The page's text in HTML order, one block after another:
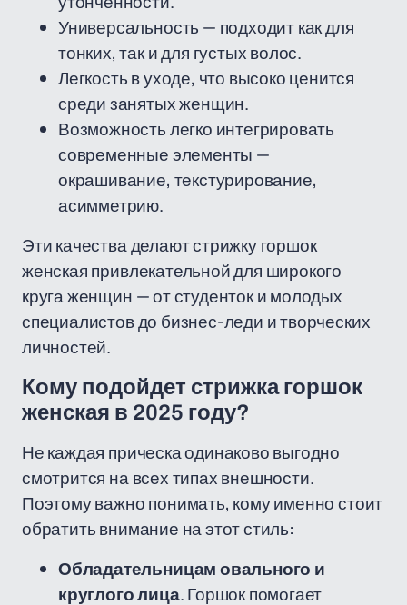
Универсальность — подходит как для
тонких, так и для густых волос.
Легкость в уходе, что высоко ценится
среди занятых женщин.
Возможность легко интегрировать
современные элементы —
окрашивание, текстурирование,
асимметрию.
Эти качества делают стрижку горшок
женская привлекательной для широкого
круга женщин — от студенток и молодых
специалистов до бизнес-леди и творческих
личностей.
Кому подойдет стрижка горшок
женская в 2025 году?
Не каждая прическа одинаково выгодно
смотрится на всех типах внешности.
Поэтому важно понимать, кому именно стоит
обратить внимание на этот стиль:
Обладательницам овального и
круглого лица. Горшок помогает